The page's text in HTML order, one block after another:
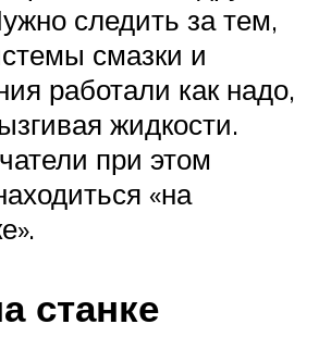
следить за тем,
смазки и
работали как надо,
жидкости.
при этом
«на
станке